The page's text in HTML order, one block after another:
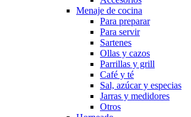
Menaje de cocina
Para preparar
Para servir
Sartenes
Ollas y cazos
Parrillas y grill
Café y té
Sal, azúcar y especias
Jarras y medidores
Otros